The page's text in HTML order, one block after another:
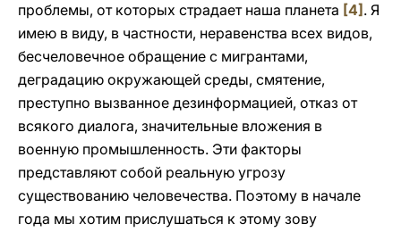
проблемы, от которых страдает наша планета [4] . Я
имею в виду, в частности, неравенства всех видов,
бесчеловечное обращение с мигрантами,
деградацию окружающей среды, смятение,
преступно вызванное дезинформацией, отказ от
всякого диалога, значительные вложения в
военную промышленность. Эти факторы
представляют собой реальную угрозу
существованию человечества. Поэтому в начале
года мы хотим прислушаться к этому зову